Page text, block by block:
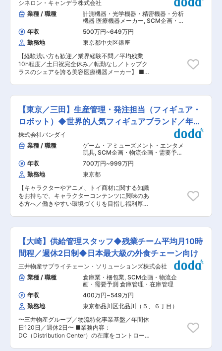
ッションとなります。 ■職場の雰囲気： 明るく
常に将来への活動について、議論する雰囲気。グ
ローバル管理課は、2025年4月に新たに立ち上が
った組織です。国内外の各拠点と連携しながら、
メンバー同士で相談し合い、新しい仕組みや働き
方を共に形づくっています。また、体制整備の一
環として、郡山を主な拠点としつつ、営業部門と
の協働をさらに強化するため、東京オフィス（虎
ノ門）の設置も進めています。部署の枠を超えて
をお迎えしたいと考えています。 ■転居、お住ま
いに関する補助： 転職にあたり引っ越しを要する
現職で社宅や寮にお住まいの場合、いずれかに当
てはまれば、社宅貸与もしくは住宅費補助制度の
対象になります。その場合引っ越し手当について
も当社にて負担いたします。 変更の範囲：会社の
定める業務
っています。 ■具体的な業務例： ・海外工場の
各職能と連携を取り、課題要因を精査し、最適運
用案を実行、スケジューリングされた計画を解決
完了まで導きます。（会議/ＦｔＦ） ・自部署で
の分析内容を確認、資料作成指示をし、関係者へ
説明、周知していただきます。 ■組織ミッショ
ン： ・AIサーバーに代表される電子機器の急速な
需要拡大に伴い、電子材料（多層材）分野におい
ては供給能力が課題となっている。当社取引先サ
プライヤーの供給能力および当社生産拠点におけ
る生産能力が未来需要に対して充足しつづけるよ
営リソースを効率的に無駄なく使い切り収益の最
大化に貢献する事をバリューとして組織運営を行
います。 ・グローバル管理課ではグローバル生産
拠点のISP（在庫・販売・生産）情報を集計・管
理・分析し課題の見える化及び課題解決に向けた
進捗管理を行う事がミッションとなります。 ■職
場の雰囲気： 明るく常に将来への活動について、
議論する雰囲気。グローバル管理課は、2025年4
月に新たに立ち上がった組織です。国内外の各拠
点と連携しながら、メンバー同士で相談し合い、
新しい仕組みや働き方を共に形づくっています。
また、体制整備の一環として、郡山を主な拠点と
しつつ、営業部門との協働をさらに強化するた
す。部署の枠を超えて協力し、より良いチームワ
ークを築いていける方をお迎えしたいと考えてい
山・虎ノ門・広州・蘇州・台湾・アユタヤ）メン
バーとの交流を通じてより広い範囲と視点で最適
な方法を提案・遂行できる人財に成長することが
できます。 変更の範囲：会社の定める業務
シネロン・キャンデラ株式会社
業種 / 職種
計測機器・光学機器・精密機器・分析
機器 医療機器メーカー, SCM企画・物
流企画・需要予測 物流管理（ベンダー
管理・配送管理・受発注管理など）
年収 500万円~649万円
勤務地
東京都中央区銀座
【経験浅い方も歓迎／業界経験不問／平均残業
10h程度／土日祝完全休み／転勤なし／トップク
ラスのシェアを誇る美容医療機器メーカー】 ■概
の一連の業務を担当いただきます。倉庫内の整理
整頓や在庫管理を通じて、効率的な物流運営を支
えるポジションです。 ★PCを使用したデータ管
理や社内外とのやり取りも含まれるため、コツコ
ツ正確に業務を進めながら、周囲と連携して働け
る方を歓迎します！ ■詳細な業務内容： ご経験
やスキルに応じて、下記業務をお任せします。 ・
商品の受け取り ・検品・保管、梱包 ・出荷作業
・在庫データの入力・管理 ※上記以外にも、返品
対応や棚卸、配送業者との調整、国内外への配送
手配なども行います。 ■働き方： ・平均残業は
月10時間程度 ・企業起因の転勤なし ・土日祝完
全休み ■配属先について： マネージャーが2名
（購買側、ロジスティックス側で1名ずつ）、ロ
ジスティックス側のメンバーが1名の計3名が在
籍。コミュニケーションの取りやすい、風通しの
徐々にOJT形式で幅を拡げていただきます。ま
た、少数組織ですので、自ら手を挙げることで
様々な事に携わることが可能です！ 【シネロン・
キャンデラについて】 医療・美容向けレーザー機
器を中心に扱う米国「Candela Corporation」の
日本法人です。脱毛レーザー、皮膚科・美容外科
向けの治療用レーザー、紫外線治療器など、美容
医療分野で世界的に有名な機器を取り扱っていま
す。世界100ヵ国以上で事業展開をし、日本国内
でも大手クリニック等で幅広く導入されていま
す。 変更の範囲：会社の定める業務
【東京／三田】生産管理・発注担当（フィギュア・
ロボット）◆世界的人気フィギュアブランド／年休
125日
株式会社バンダイ
業種 / 職種
ゲーム・アミューズメント・エンタメ
玩具, SCM企画・物流企画・需要予測
物流管理（ベンダー管理・配送管理・
受発注管理など）
年収 700万円~999万円
勤務地
東京都
【キャラクターやアニメ、トイ商材に関する知識
をお持ちで、キャラクターコンテンツに興味のあ
る方へ／働きやすい環境づくりを目指し福利厚生
BANDAI SPIRITSへの在籍出向です。 ■業務内
容： 世界中のファンに向けてロボットやアニメ・
特撮フィギュアを展開する、完成品フィギュアの
ハイターゲット向けブランド「TAMASHII
NATIONS（魂ネイションズ）」において、生産
工場への発注業務をご担当いただきます。 ■業務
詳細： ・全世界向け商品の入出荷管理 ・生産状
況およびプロモーションと連携した受注スケジュ
ール管理 ・プロモーションと連携した商品発売日
の管理 ■配属事業部について： BANDAI SPIRITS
コレクターズ事業部への配属となります。 コレク
ターズ事業部は、大人向けコレクターズ商品の統
一ブランド「TAMASHII NATIONS（魂ネイショ
ンズ）」のもと、「超合金」「S.H.Figuarts」な
どのフィギュアやロボットを中心に、高品質な商
品を世界中のお客様へお届けしています。 国内最
【大崎】供給管理スタッフ◆残業チーム平均月10時
間程／週休2日制◆日本最大級の外食チェーン向け
三井物産サプライチェーン・ソリューションズ株式会社
業種 / 職種
倉庫業・梱包業, SCM企画・物流企
画・需要予測 倉庫管理・在庫管理
年収
400万円~549万円
勤務地
東京都品川区北品川（５、６丁目）
〜三井物産グループ／物流特化事業基盤／年間休
日120日／週休2日〜 ■業務内容：
DC（Distribution Center）の在庫をコントロール